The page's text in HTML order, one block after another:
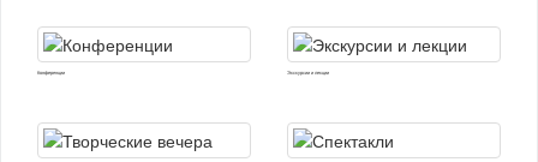
Конференции Экскурсии и лекции